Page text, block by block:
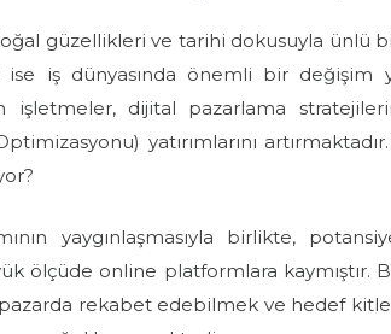
güzellikleri ve tarihi dokusuyla ünlü
ise iş dünyasında önemli bir değişim
işletmeler, dijital pazarlama
yatırımlarını
yaygınlaşmasıyla birlikte,
ölçüde online platformlara
rekabet edebilmek ve hedef